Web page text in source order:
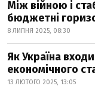
Між війною і
бюджетні
8 ЛИПНЯ 2025, 08:30
Як Україна
економічного
13 ЛЮТОГО 2025, 13:05